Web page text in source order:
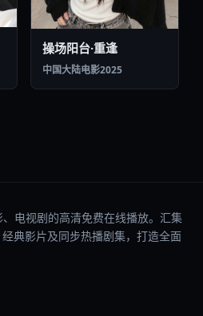
电视剧的高清免费在线播放。汇集
典影片及同步热播剧集，打造全面